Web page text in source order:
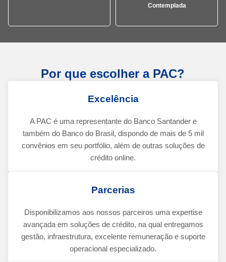
Contemplada
Por que escolher a PAC?
Excelência
A PAC é uma representante do Banco Santander e
também do Banco do Brasil, dispondo de mais de 5 mil
convênios em seu portfólio, além de outras soluções de
crédito online.
Parcerias
Disponibilizamos aos nossos parceiros uma expertise
avançada em soluções de crédito, na qual entregamos
gestão, infraestrutura, excelente remuneração e suporte
operacional especializado.